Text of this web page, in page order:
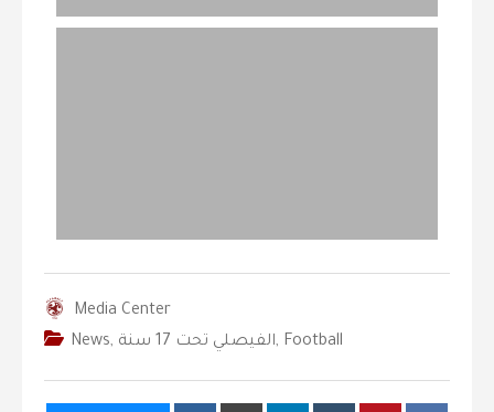
Media Center
News, ‫الفيصلي‬⁩ تحت 17 سنة, Football